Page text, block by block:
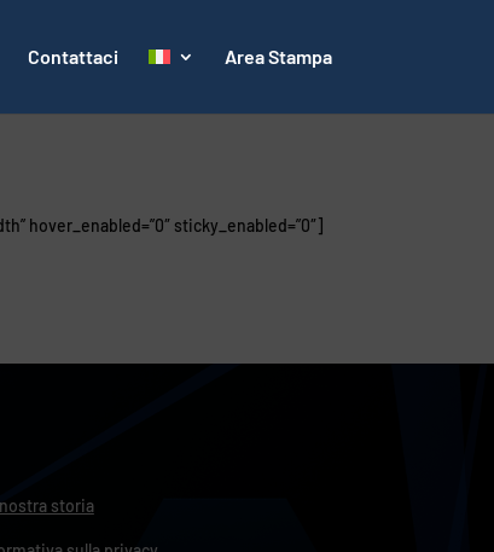
Contattaci Area Stampa
hover_enabled=”0″ sticky_enabled=”0″]
storia